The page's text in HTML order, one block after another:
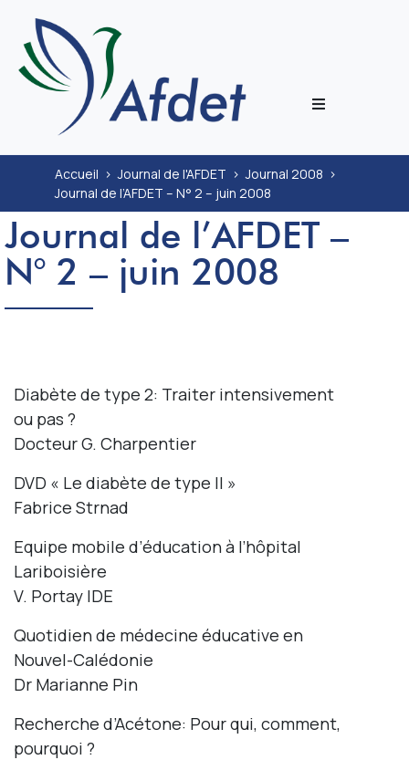
ECoH
Accueil >Journal de l'AFDET >Journal 2008 >
Journal de l’AFDET – N° 2 – juin 2008
Journal de l’AFDET –
N° 2 – juin 2008
Diabète de type 2: Traiter intensivement
ou pas ?
Docteur G. Charpentier
DVD « Le diabète de type II »
Fabrice Strnad
Equipe mobile d’éducation à l’hôpital
Lariboisière
V. Portay IDE
Quotidien de médecine éducative en
Nouvel-Calédonie
Dr Marianne Pin
Recherche d’Acétone: Pour qui, comment,
pourquoi ?